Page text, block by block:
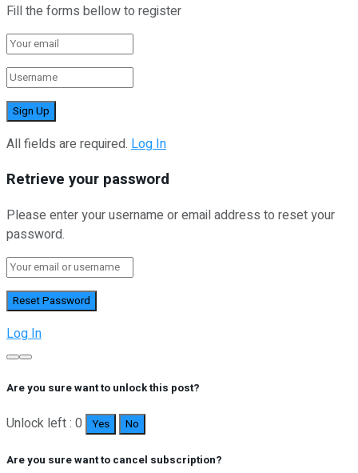
Fill the forms bellow to register
All fields are required. Log In
Retrieve your password
Please enter your username or email address to reset your
password.
Log In
Are you sure want to unlock this post?
Unlock left : 0 Yes No
Are you sure want to cancel subscription?